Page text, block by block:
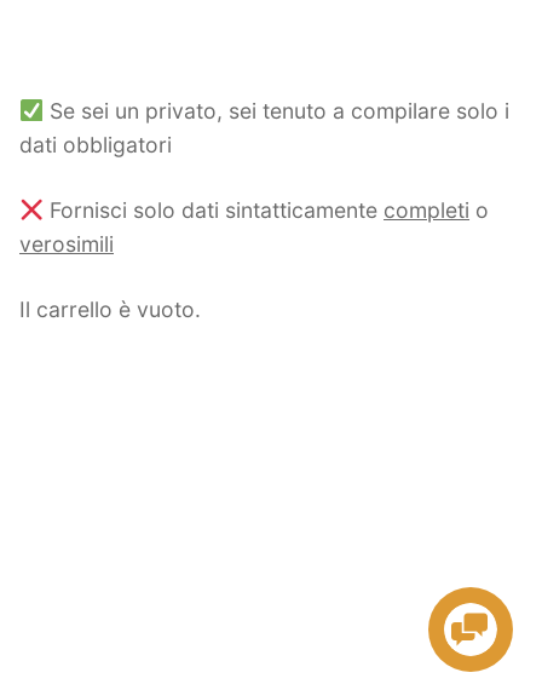
Se sei un privato, sei tenuto a compilare solo i
dati obbligatori
Fornisci solo dati sintatticamente completi o
verosimili
Il carrello è vuoto.